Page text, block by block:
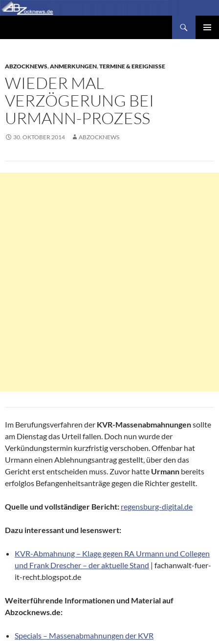
Zum
Inhalt
ABZOCKNEWS,ANMERKUNGEN,TERMINE & EREIGNISSE
WIEDER MAL
VERZÖGERUNG BEI
URMANN-PROZESS
30. OKTOBER 2014 ABZOCKNEWS
Im Berufungsverfahren der KVR-Massenabmahnungensollte
am Dienstag das Urteil fallen. Doch nun wurde der
Verkündungstermin kurzfristig verschoben. Offenbar hat
Urmann einen Ablehnungsantrag gestellt, über den das
Gericht erst entscheiden muss. Zuvor hatte Urmann bereits
erfolglos Befangenheitsanträge gegen die Richter gestellt.
Quelle und vollständiger Bericht: regensburg-digital.de
Dazu interessant und lesenswert:
KVR-Abmahnung – Klage gegen RA Urmann und Collegen
und Frank Drescher – der aktuelle Stand | fachanwalt-fuer-
it-recht.blogspot.de
Weiterführende Informationen und Material auf
Abzocknews.de:
Specials – Massenabmahnungen der KVR